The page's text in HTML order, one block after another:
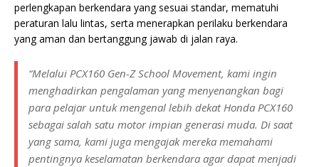
perlengkapan berkendara yang sesuai standar, mematuhi
peraturan lalu lintas, serta menerapkan perilaku berkendara
yang aman dan bertanggung jawab di jalan raya.
“Melalui PCX160 Gen-Z School Movement, kami ingin
menghadirkan pengalaman yang menyenangkan bagi
para pelajar untuk mengenal lebih dekat Honda PCX160
sebagai salah satu motor impian generasi muda. Di saat
yang sama, kami juga mengajak mereka memahami
pentingnya keselamatan berkendara agar dapat menjadi